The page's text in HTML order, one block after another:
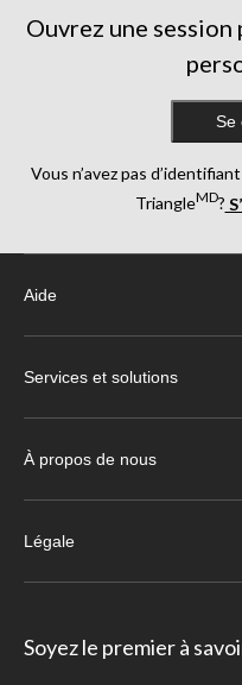
Ouvrez une
Se
Vous n’avez pas
TriangleMD?
Aide
Services et solutions
À propos de nous
Légale
Soyez le premier à